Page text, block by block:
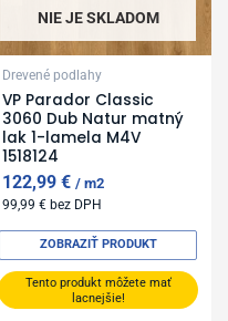
NIE JE SKLADOM
Drevené podlahy
VP Parador Classic
3060 Dub Natur matný
lak 1-lamela M4V
1518124
122,99€ m2
99,99€ bez DPH
Tento produkt môžete mať
lacnejšie!
ZOBRAZIŤ PRODUKT